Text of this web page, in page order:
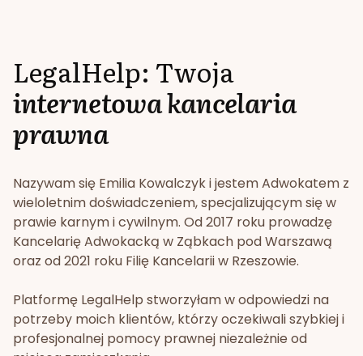
LegalHelp: Twoja
internetowa kancelaria
prawna
Nazywam się Emilia Kowalczyk i jestem Adwokatem z
wieloletnim doświadczeniem, specjalizującym się w
prawie karnym i cywilnym. Od 2017 roku prowadzę
Kancelarię Adwokacką w Ząbkach pod Warszawą
oraz od 2021 roku Filię Kancelarii w Rzeszowie.
Platformę LegalHelp stworzyłam w odpowiedzi na
potrzeby moich klientów, którzy oczekiwali szybkiej i
profesjonalnej pomocy prawnej niezależnie od